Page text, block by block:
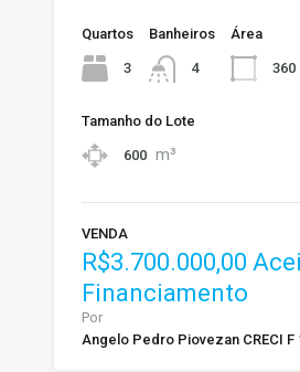
Quartos
3
Banheiros
4
Área
360
Tamanho do Lote
600 m³
VENDA
R$3.700.000,00
Financiamento
Por
Angelo Pedro Piovezan CRECI F